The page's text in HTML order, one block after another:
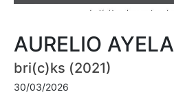
AURELIO AYELA
bri(c)ks (2021)
30/03/2026